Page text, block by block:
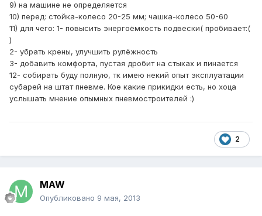
9) на машине не определяется
10) перед: стойка-колесо 20-25 мм; чашка-колесо 50-60
11) для чего: 1- повысить энергоёмкость подвески( пробивает:(
)
2- убрать крены, улучшить рулёжность
3- добавить комфорта, пустая дробит на стыках и пинается
12- собирать буду полную, тк имею некий опыт эксплуатации
субарей на штат пневме. Кое какие прикидки есть, но хоца
услышать мнение опымных пневмостроителей :)
2
MAW
Опубликовано 9 мая, 2013